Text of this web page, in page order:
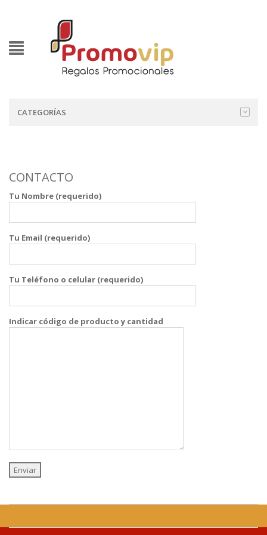
CATEGORÍAS
CONTACTO
Tu Nombre (requerido)
Tu Email (requerido)
Tu Teléfono o celular (requerido)
Indicar código de producto y cantidad